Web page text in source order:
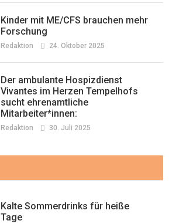
Kinder mit ME/CFS brauchen mehr
Forschung
Redaktion 24. Oktober 2025
Der ambulante Hospizdienst
Vivantes im Herzen Tempelhofs
sucht ehrenamtliche
Mitarbeiter*innen:
Redaktion 30. Juli 2025
Kalte Sommerdrinks für heiße
Tage